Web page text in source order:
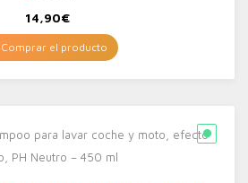
14,90€
Comprar el producto